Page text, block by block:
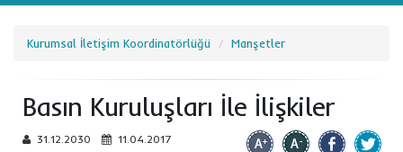
Kurumsal İletişim Koordinatörlüğü Manşetler
Basın Kuruluşları İle İlişkiler
31.12.2030 11.04.2017